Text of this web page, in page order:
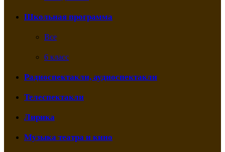
Школьная программа
Все
6 класс
Радиоспектакли, аудиоспектакли
Телеспектакли
Лирика
Музыка театра и кино